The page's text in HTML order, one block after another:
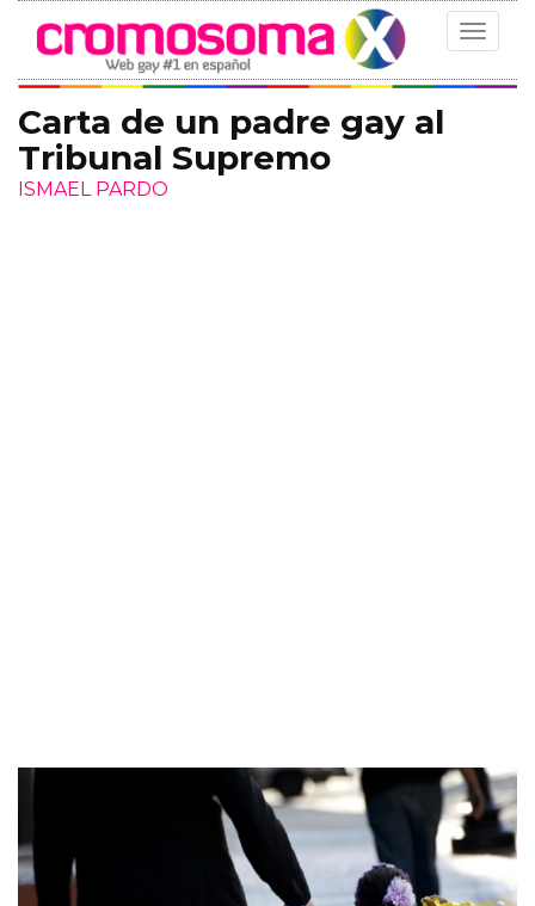
Toggle
Carta de un padre gay al
Tribunal Supremo
ISMAEL PARDO